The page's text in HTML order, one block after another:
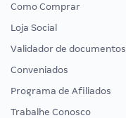
Como Comprar
Loja Social
Validador de documentos
Conveniados
Programa de Afiliados
Trabalhe Conosco